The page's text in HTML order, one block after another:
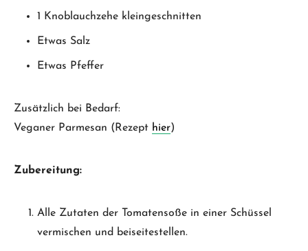
1 Knoblauchzehe kleingeschnitten
Etwas Salz
Etwas Pfeffer
Zusätzlich bei Bedarf:
Veganer Parmesan (Rezept hier)
Zubereitung:
Alle Zutaten der Tomatensoße in einer Schüssel
vermischen und beiseitestellen.